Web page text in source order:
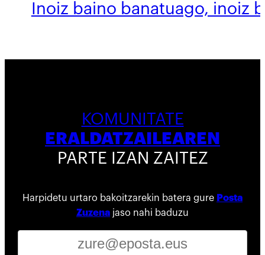
Inoiz baino banatuago, inoiz
KOMUNITATE
ERALDATZAILEAREN
PARTE IZAN ZAITEZ
Harpidetu urtaro bakoitzarekin batera gure Posta
Zuzena jaso nahi baduzu